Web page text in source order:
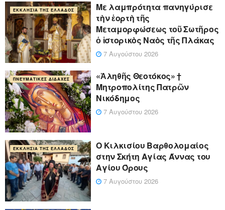
ΕΚΚΛΗΣΊΑ ΤΗΣ ΕΛΛΆΔΟΣ
Με λαμπρότητα πανηγύρισε
τὴν ἑορτὴ τῆς
Μεταμορφώσεως τοῦ Σωτῆρος
ὁ ἱστορικὸς Ναὸς τῆς Πλάκας
7 Αυγούστου 2026
ΠΝΕΥΜΑΤΙΚΈΣ ΔΙΔΑΧΈΣ
«Ἀληθῆς Θεοτόκος» †
Μητροπολίτης Πατρῶν
Νικόδημος
7 Αυγούστου 2026
ΕΚΚΛΗΣΊΑ ΤΗΣ ΕΛΛΆΔΟΣ
Ο Κιλκισίου Βαρθολομαίος
στην Σκήτη Αγίας Άννας του
Αγίου Όρους
7 Αυγούστου 2026